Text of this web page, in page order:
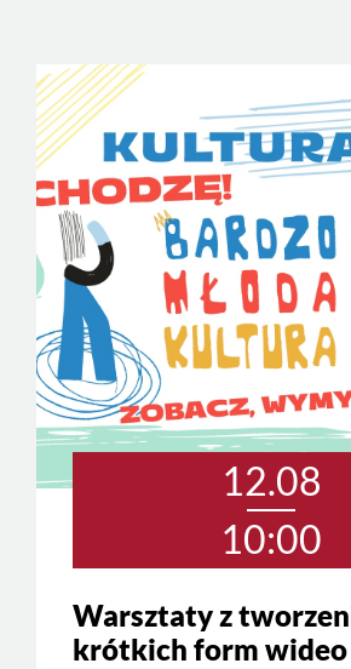
12.08
10:00
Warsztaty z
krótkich form wideo